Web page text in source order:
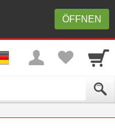
ÖFFNEN